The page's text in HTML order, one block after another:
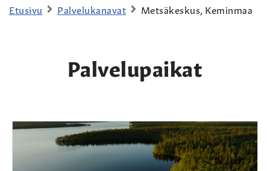
Etusivu Palvelukanavat Metsäkeskus, Keminmaa
Palvelupaikat